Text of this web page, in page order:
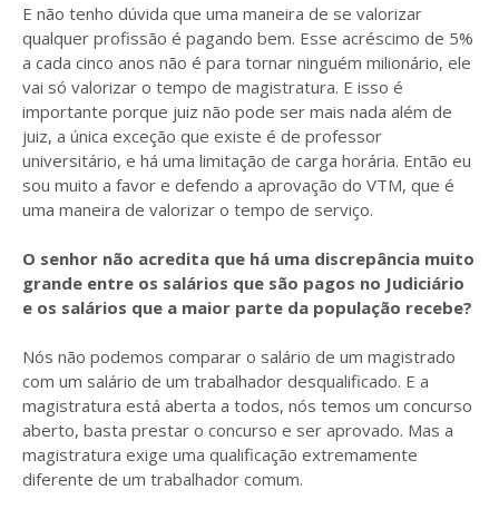
E não tenho dúvida que uma maneira de se valorizar
qualquer profissão é pagando bem. Esse acréscimo de 5%
a cada cinco anos não é para tornar ninguém milionário, ele
vai só valorizar o tempo de magistratura. E isso é
importante porque juiz não pode ser mais nada além de
juiz, a única exceção que existe é de professor
universitário, e há uma limitação de carga horária. Então eu
sou muito a favor e defendo a aprovação do VTM, que é
uma maneira de valorizar o tempo de serviço.
O senhor não acredita que há uma discrepância muito
grande entre os salários que são pagos no Judiciário
e os salários que a maior parte da população recebe?
Nós não podemos comparar o salário de um magistrado
com um salário de um trabalhador desqualificado. E a
magistratura está aberta a todos, nós temos um concurso
aberto, basta prestar o concurso e ser aprovado. Mas a
magistratura exige uma qualificação extremamente
diferente de um trabalhador comum.